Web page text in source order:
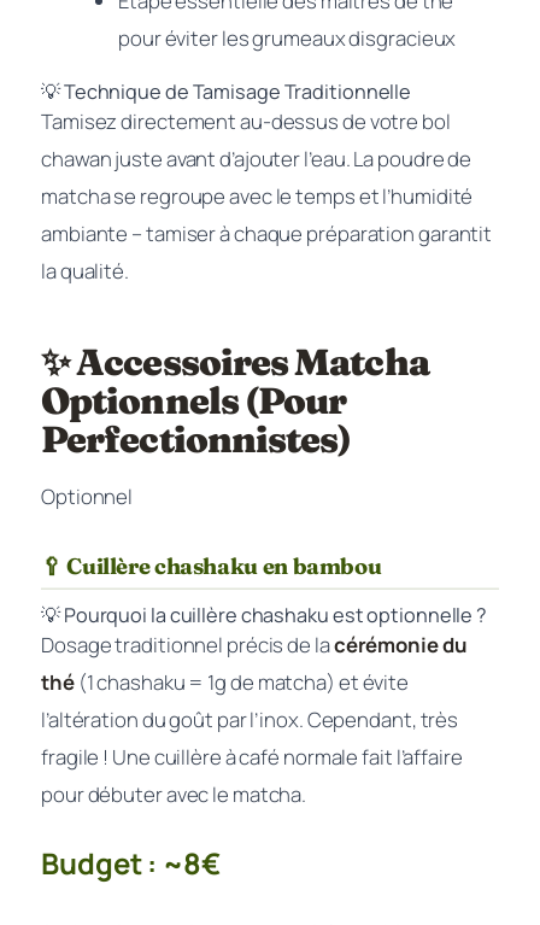
pour éviter les grumeaux disgracieux
💡 Technique de Tamisage Traditionnelle
Tamisez directement au-dessus de votre bol
chawan juste avant d’ajouter l’eau. La poudre de
matcha se regroupe avec le temps et l’humidité
ambiante – tamiser à chaque préparation garantit
la qualité.
✨ Accessoires Matcha
Optionnels (Pour
Perfectionnistes)
Optionnel
🥄 Cuillère chashaku en bambou
💡 Pourquoi la cuillère chashaku est optionnelle ?
Dosage traditionnel précis de lacérémonie du
thé(1 chashaku = 1g de matcha) et évite
l’altération du goût par l’inox. Cependant, très
fragile ! Une cuillère à café normale fait l’affaire
pour débuter avec le matcha.
Budget : ~8€